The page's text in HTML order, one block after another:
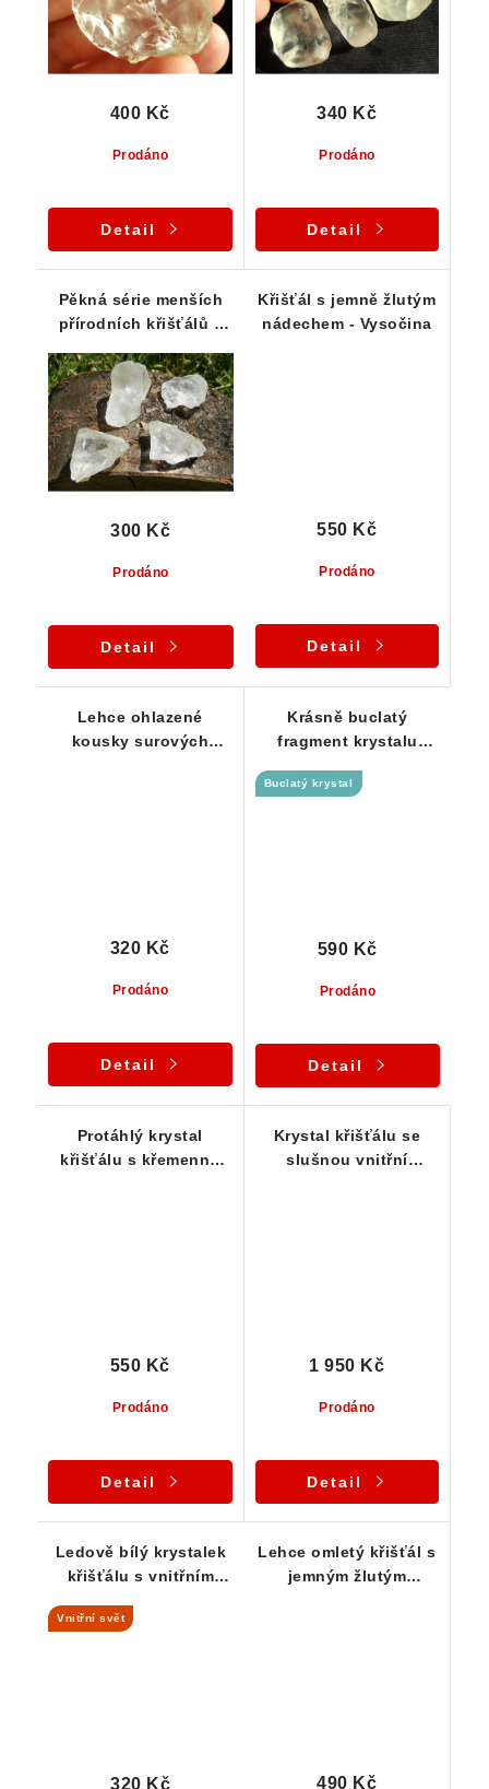
Prodáno
400 Kč
Detail
Prodáno
340 Kč
Detail
Pěkná série menších
přírodních křišťálů s
Vysočiny
Prodáno
300 Kč
Detail
Křišťál s jemně žlutým
nádechem - Vysočina
Prodáno
550 Kč
Detail
Lehce ohlazené
kousky surových
Prodáno
320 Kč
Detail
Krásně buclatý
fragment krystalu
Buclatý krystal
Prodáno
590 Kč
Detail
Protáhlý krystal
křišťálu s křemennu
Prodáno
550 Kč
Detail
Krystal křišťálu se
slušnou vnitřní
Prodáno
1 950 Kč
Detail
Ledově bílý krystalek
křišťálu s vnitřním
Vnitřní svět
320 Kč
Lehce omletý křišťál s
jemným žlutým
490 Kč